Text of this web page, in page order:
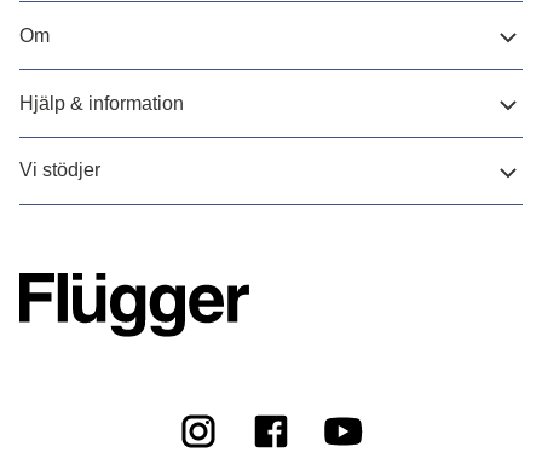
Om
Hjälp & information
Vi stödjer